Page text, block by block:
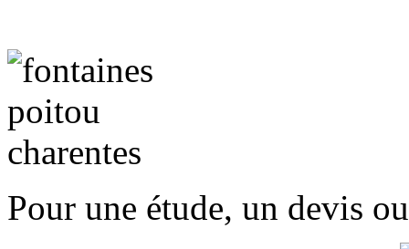
Pour une étude, un devis